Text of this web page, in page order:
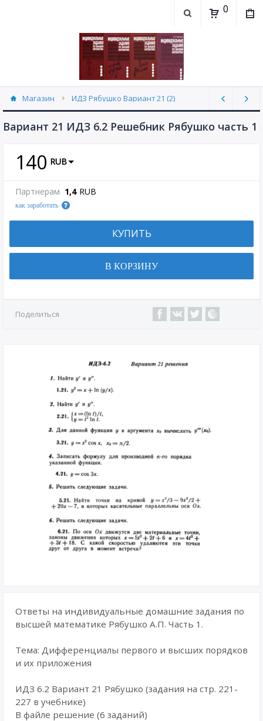
0
Магазин ИДЗ Рябушко Вариант 21 (2)
Вариант 21 ИДЗ 6.2 Решебник Рябушко часть 1
140 RUB
Партнерам 1,4 RUB
как заработать
КУПИТЬ
В КОРЗИНУ
Поделиться
Ответы на индивидуальные домашние задания по
высшей математике Рябушко А.П. Часть 1.
Тема: Дифференциалы первого и высших порядков
и их приложения
ИДЗ 6.2 Вариант 21 Рябушко (задания на стр. 221-
227 в учебнике)
В файле решение (6 заданий)